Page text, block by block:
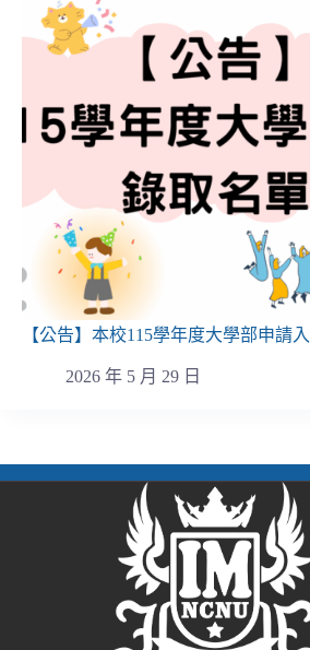
【公告】本校115學年度大學部申請
2026 年 5 月 29 日